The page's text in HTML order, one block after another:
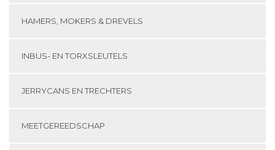
HAMERS, MOKERS & DREVELS
INBUS- EN TORXSLEUTELS
JERRYCANS EN TRECHTERS
MEETGEREEDSCHAP